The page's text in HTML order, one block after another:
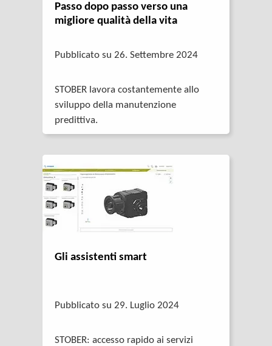
Passo dopo passo verso una
migliore qualità della vita
Pubblicato su 26. Settembre 2024
STOBER lavora costantemente allo
sviluppo della manutenzione
predittiva.
Gli assistenti smart
Pubblicato su 29. Luglio 2024
STOBER: accesso rapido ai servizi